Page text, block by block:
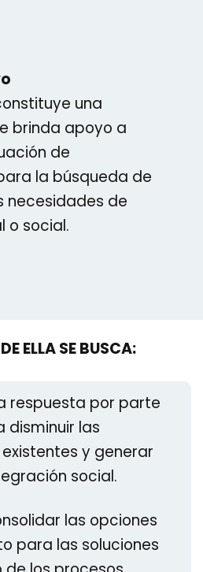
una
brinda apoyo a
de
la búsqueda de
necesidades de
o social.
ELLA SE BUSCA:
respuesta por parte
disminuir las
y generar
social.
las opciones
para las soluciones